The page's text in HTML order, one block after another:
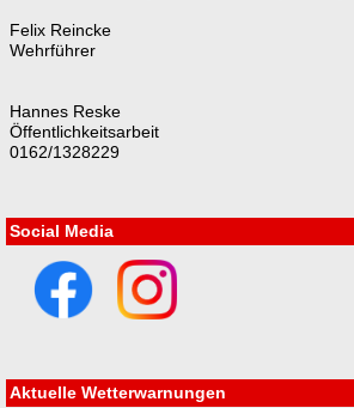
Felix Reincke
Wehrführer
Hannes Reske
Öffentlichkeitsarbeit
0162/1328229
Social Media
Aktuelle Wetterwarnungen